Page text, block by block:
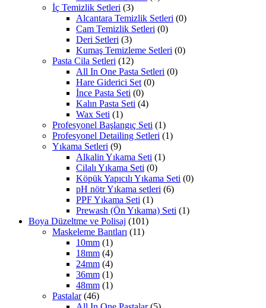
İç Temizlik Setleri (3)
Alcantara Temizlik Setleri (0)
Cam Temizlik Setleri (0)
Deri Setleri (3)
Kumaş Temizleme Setleri (0)
Pasta Cila Setleri (12)
All In One Pasta Setleri (0)
Hare Giderici Set (0)
İnce Pasta Seti (0)
Kalın Pasta Seti (4)
Wax Seti (1)
Profesyonel Başlangıç Seti (1)
Profesyonel Detailing Setleri (1)
Yıkama Setleri (9)
Alkalin Yıkama Seti (1)
Cilalı Yıkama Seti (0)
Köpük Yapıcılı Yıkama Seti (0)
pH nötr Yıkama setleri (6)
PPF Yıkama Seti (1)
Prewash (Ön Yıkama) Seti (1)
Boya Düzeltme ve Polisaj (101)
Maskeleme Bantları (11)
10mm (1)
18mm (4)
24mm (4)
36mm (1)
48mm (1)
Pastalar (46)